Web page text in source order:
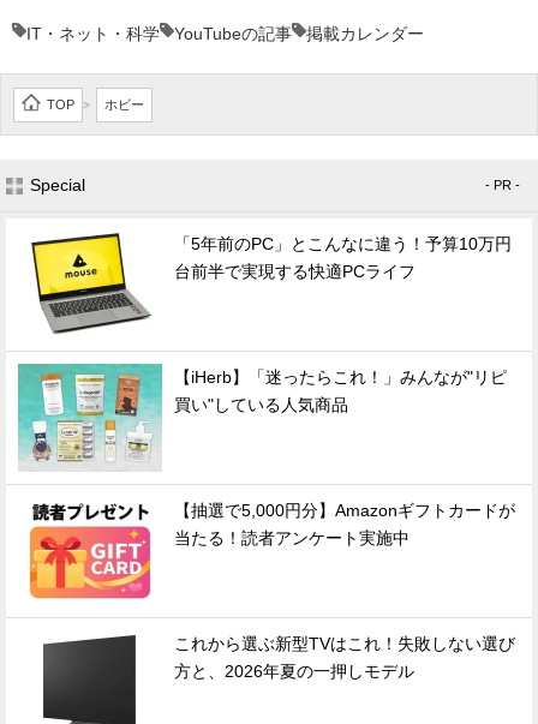
IT・ネット・科学 YouTubeの記事 掲載カレンダー
TOP > ホビー
Special - PR -
「5年前のPC」とこんなに違う！予算10万円
台前半で実現する快適PCライフ
【iHerb】「迷ったらこれ！」みんなが"リピ
買い"している人気商品
【抽選で5,000円分】Amazonギフトカードが
当たる！読者アンケート実施中
これから選ぶ新型TVはこれ！失敗しない選び
方と、2026年夏の一押しモデル